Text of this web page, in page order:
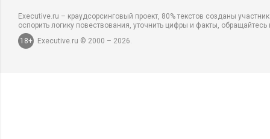
Executive.ru – краудсорсинговый проект, 80% текстов созданы
оспорить логику повествования, уточнить цифры и факты,
18+
Executive.ru © 2000 – 2026.